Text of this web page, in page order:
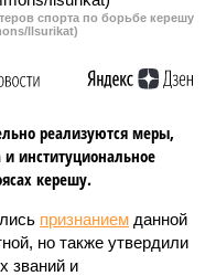
спорта по борьбе керешу
Ilsurikat)
реализуются меры,
институциональное
керешу.
признанием данной
но также утвердили
званий и